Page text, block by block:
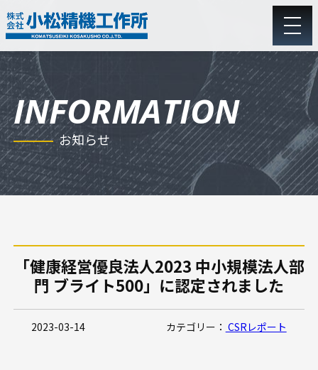
会社概要
沿革
アクセス
子会社情報
プレス加工技術
お知らせ
「健康経営優良法人2023 中小規模法人部
門 ブライト500」に認定されました
2023-03-14 カテゴリー： CSRレポート